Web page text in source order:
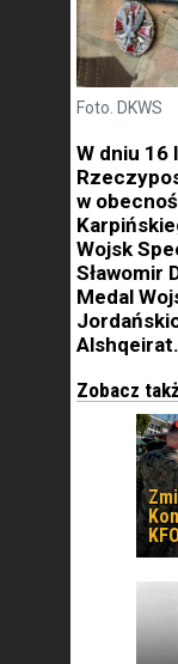
Foto. DKWS
W dniu 16
w
Wojsk
Sławomir
Medal
Alshqeirat.
Zobacz